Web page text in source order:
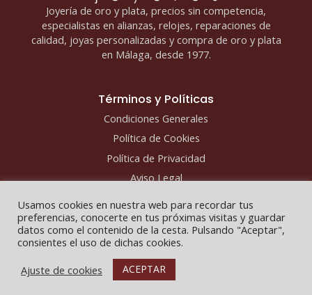
Joyería de oro y plata, precios sin competencia,
especialistas en alianzas, relojes, reparaciones de
calidad, joyas personalizadas y compra de oro y plata
en Málaga, desde 1977.
Términos y Políticas
Condiciones Generales
Política de Cookies
Política de Privacidad
Aviso Legal
Copyright © 2026 - Fco y Javier Joyeros
Usamos cookies en nuestra web para recordar tus
preferencias, conocerte en tus próximas visitas y guardar
datos como el contenido de la cesta. Pulsando "Aceptar",
consientes el uso de dichas cookies.
Ajuste de cookies
ACEPTAR